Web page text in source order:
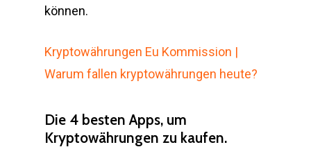
können.
Kryptowährungen Eu Kommission |
Warum fallen kryptowährungen heute?
Die 4 besten Apps, um
Kryptowährungen zu kaufen.